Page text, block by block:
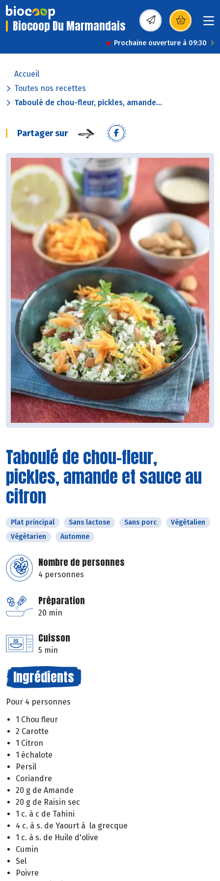
Biocoop Du Marmandais (s’ouvre dans une
Prochaine ouverture à 09:30
Accueil
Toutes nos recettes
Taboulé de chou-fleur, pickles, amande...
Partager sur
Taboulé de chou-fleur,
pickles, amande et sauce au
citron
Plat principal Sans lactose Sans porc
Végétalien
Végétarien
Automne
Nombre de personnes
4 personnes
Préparation
20 min
Cuisson
5 min
Ingrédients
Pour 4 personnes
1 Chou fleur
2 Carotte
1 Citron
1 échalote
Persil
Coriandre
20 g de Amande
20 g de Raisin sec
1 c. à c de Tahini
4 c. à s. de Yaourt à la grecque
1 c. à s. de Huile d'olive
Cumin
Sel
Poivre